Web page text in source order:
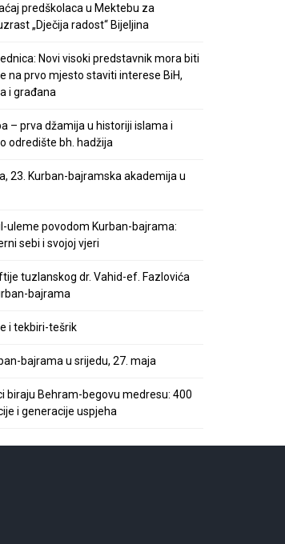
predškolaca u Mektebu za
„Dječija radost“ Bijeljina
Novi visoki predstavnik mora biti
na prvo mjesto staviti interese BiH,
i građana
– prva džamija u historiji islama i
odredište bh. hadžija
23. Kurban-bajramska akademija u
uleme povodom Kurban-bajrama:
sebi i svojoj vjeri
tuzlanskog dr. Vahid-ef. Fazlovića
bajrama
i tekbiri-tešrik
bajrama u srijedu, 27. maja
biraju Behram-begovu medresu: 400
i generacije uspjeha